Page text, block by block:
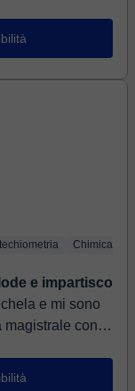
Chimica
e impartisco
magistrale con